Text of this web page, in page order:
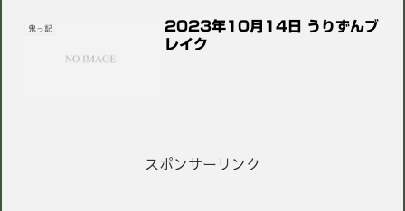
鬼っ記
2023年10月14日 うりずんブ
レイク
スポンサーリンク